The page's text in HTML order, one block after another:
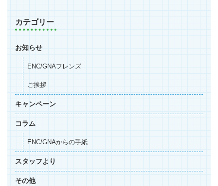
カテゴリー
お知らせ
ENC/GNAフレンズ
ご挨拶
キャンペーン
コラム
ENC/GNAからの手紙
スタッフより
その他